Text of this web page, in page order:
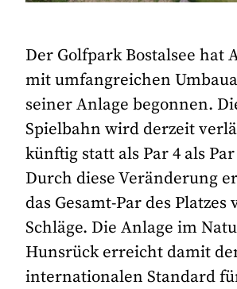
Der Golfpark Bostalsee hat
mit umfangreichen
seiner Anlage begonnen.
Spielbahn wird derzeit
künftig statt als Par 4 als
Durch diese Veränderung
das Gesamt-Par des Platzes
Schläge. Die Anlage im
Hunsrück erreicht damit
internationalen Standard